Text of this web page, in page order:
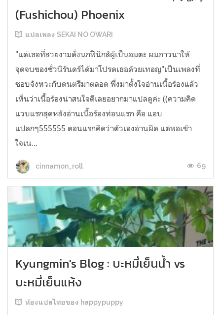
(Fushichou) Phoenix
แปลเพลง SEKAI NO OWARI
"แด่เธอที่สวยงามดั่งนกฟินิกส์ผู้เป็นอมตะ ผมภาวนาให้
จุดจบของชั่วนิรันดร์ได้มาโปรดเธอด้วยเทอญ"เป็นเพลงที่
ชอบจังหวะกับดนตรีมาตลอด พึ่งมาตั้งใจอ่านเนื้อร้องแล้ว
เห็นว่าเนื้อร้องน่าสนใจดีเลยอยากมาแปลดูค่ะ ((ความคิด
แวบแรกสุดหลังอ่านเนื้อร้องท่อนแรก คือ แอบ
แปลกๆ555555 ตอนแรกคิดว่าตัวเองอ่านผิด แต่พอเข้า
ใจเน...
cinnamon_roll 69
Kyungmin's Blog : บะหมี่เย็นน้ำ vs
บะหมี่เย็นแห้ง
ห้องแปลไทยของ happypuppy